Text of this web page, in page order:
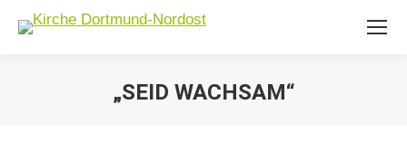
„SEID WACHSAM“